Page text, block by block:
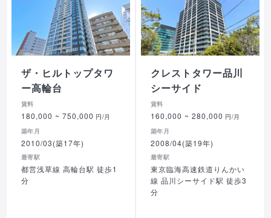
ザ・ヒルトップタワ
ー高輪台
賃料
180,000 ~ 750,000 円/月
築年月
2010/03(築17年)
最寄駅
都営浅草線 高輪台駅 徒歩1
分
クレストタワー品川
シーサイド
賃料
160,000 ~ 280,000 円/月
築年月
2008/04(築19年)
最寄駅
東京臨海高速鉄道りんかい
線 品川シーサイド駅 徒歩3
分